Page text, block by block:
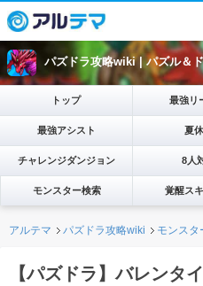
パズドラ攻略wiki |パズル＆
トップ 最強リ
最強アシスト 夏
チャレンジダンジョン 8人
モンスター検索 覚醒ス
アルテマ パズドラ攻略wiki モンスタ
【パズドラ】バレンタ